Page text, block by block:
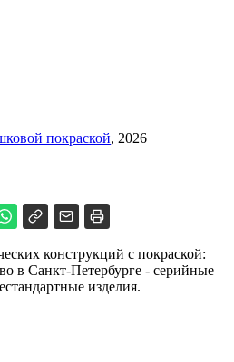
покраской, 2026
конструкций с покраской:
в Санкт-Петербурге - серийные
изделия.